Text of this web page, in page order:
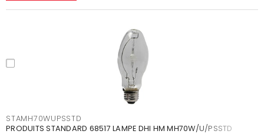
STAMH70WUPSSTD
PRODUITS STANDARD 68517 LAMPE DHI HM MH70W/U/PSSTD